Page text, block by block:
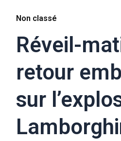
Non classé
Réveil-
retour
sur